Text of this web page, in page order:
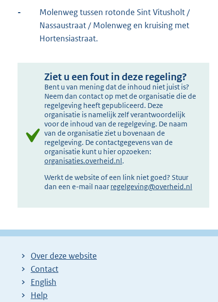
-
Molenweg tussen rotonde Sint Vitusholt /
Nassaustraat / Molenweg en kruising met
Hortensiastraat.
Ziet u een fout in deze regeling?
Bent u van mening dat de inhoud niet juist is?
Neem dan contact op met de organisatie die de
regelgeving heeft gepubliceerd. Deze
organisatie is namelijk zelf verantwoordelijk
voor de inhoud van de regelgeving. De naam
van de organisatie ziet u bovenaan de
regelgeving. De contactgegevens van de
organisatie kunt u hier opzoeken:
organisaties.overheid.nl.
Werkt de website of een link niet goed? Stuur
dan een e-mail naar regelgeving@overheid.nl
Over deze website
Contact
English
Help